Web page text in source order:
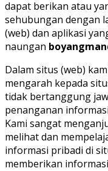
dapat berikan atau
sehubungan dengan
(web) dan aplikasi
naungan
Dalam situs (web)
mengarah kepada
tidak bertanggung
penanganan
Kami sangat
melihat dan
informasi pribadi di
memberikan